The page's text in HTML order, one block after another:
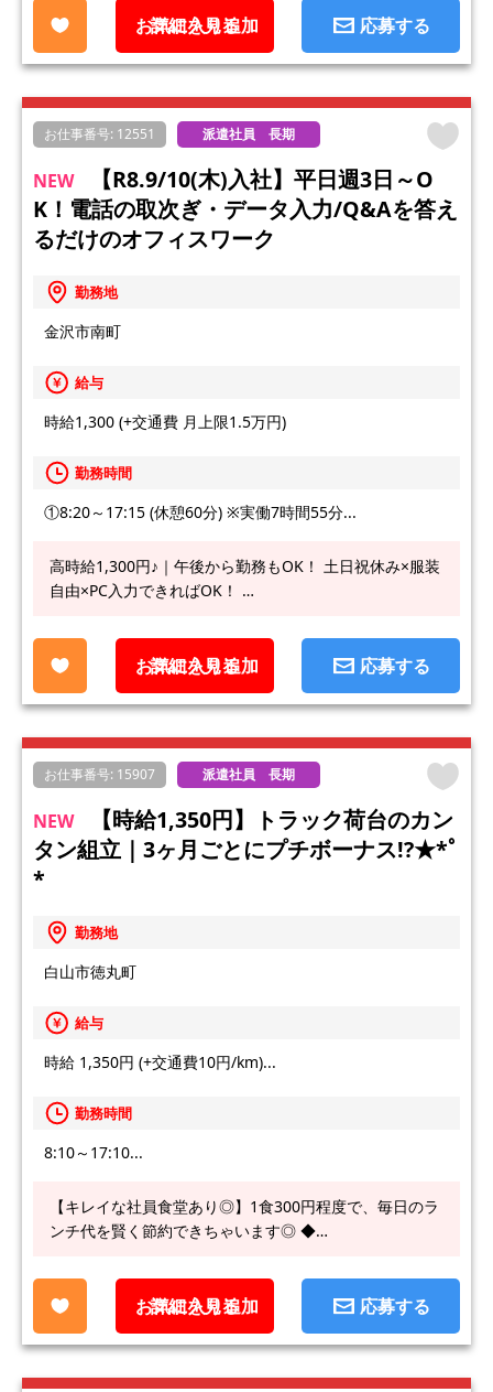
お気に入り追加
詳細を見る 応募する
お仕事番号: 12551 派遣社員 長期
NEW
【R8.9/10(木)入社】平日週3日～O
K！電話の取次ぎ・データ入力/Q&Aを答え
るだけのオフィスワーク
勤務地
金沢市南町
給与
時給1,300 (+交通費 月上限1.5万円)
勤務時間
①8:20～17:15 (休憩60分) ※実働7時間55分...
高時給1,300円♪｜午後から勤務もOK！ 土日祝休み×服装
自由×PC入力できればOK！ …
お気に入り追加
詳細を見る 応募する
お仕事番号: 15907 派遣社員 長期
NEW
【時給1,350円】トラック荷台のカン
タン組立｜3ヶ月ごとにプチボーナス!?★*ﾟ
*
勤務地
白山市徳丸町
給与
時給 1,350円 (+交通費10円/km)...
勤務時間
8:10～17:10...
【キレイな社員食堂あり◎】1食300円程度で、毎日のラ
ンチ代を賢く節約できちゃいます◎ ◆…
お気に入り追加
詳細を見る 応募する